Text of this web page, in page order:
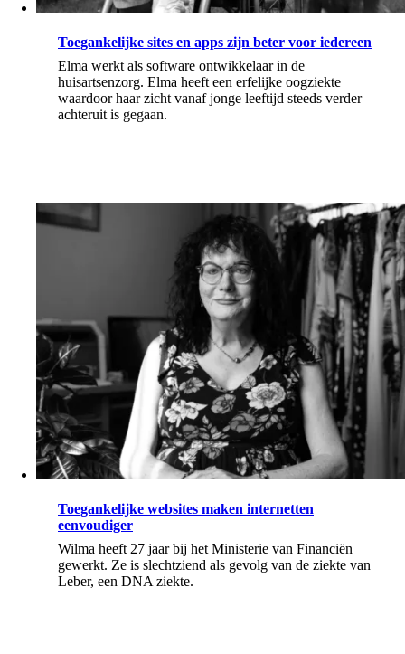
Toegankelijke sites en apps zijn beter voor iedereen
Elma werkt als software ontwikkelaar in de
huisartsenzorg. Elma heeft een erfelijke oogziekte
waardoor haar zicht vanaf jonge leeftijd steeds verder
achteruit is gegaan.
Toegankelijke websites maken internetten
eenvoudiger
Wilma heeft 27 jaar bij het Ministerie van Financiën
gewerkt. Ze is slechtziend als gevolg van de ziekte van
Leber, een DNA ziekte.